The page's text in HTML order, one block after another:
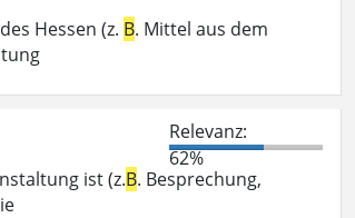
Hessen (z. B. Mittel aus dem
Relevanz:
62%
ist (z.B. Besprechung,